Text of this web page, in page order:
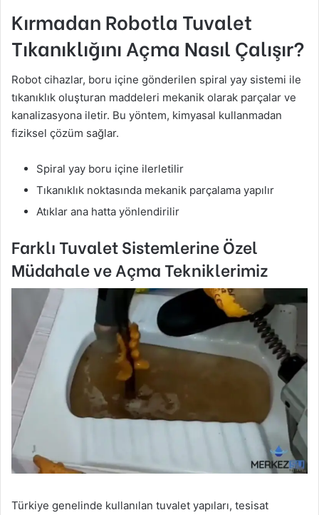
Kırmadan Robotla Tuvalet
Tıkanıklığını Açma Nasıl Çalışır?
Robot cihazlar, boru içine gönderilen spiral yay sistemi ile
tıkanıklık oluşturan maddeleri mekanik olarak parçalar ve
kanalizasyona iletir. Bu yöntem, kimyasal kullanmadan
fiziksel çözüm sağlar.
Spiral yay boru içine ilerletilir
Tıkanıklık noktasında mekanik parçalama yapılır
Atıklar ana hatta yönlendirilir
Farklı Tuvalet Sistemlerine Özel
Müdahale ve Açma Tekniklerimiz
Türkiye genelinde kullanılan tuvalet yapıları, tesisat